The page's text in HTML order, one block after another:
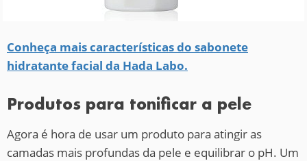
Conheça mais características do sabonete
hidratante facial da Hada Labo.
Produtos para tonificar a pele
Agora é hora de usar um produto para atingir as
camadas mais profundas da pele e equilibrar o pH. Um